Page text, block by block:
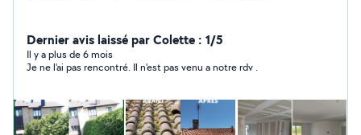
Dernier avis laissé par Colette : 1/5
Il y a plus de 6 mois
Je ne l'ai pas rencontré. Il n'est pas venu a notre rdv .